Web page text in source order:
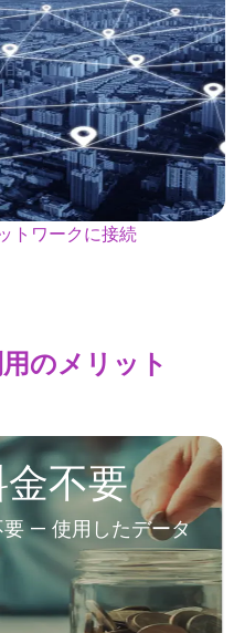
トワークに接続
のメリット
不要
— 使用したデータ